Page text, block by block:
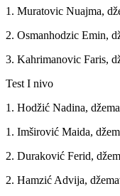
1. Muratovic Nuajma,
2. Osmanhodzic Emin,
3. Kahrimanovic Faris,
Test I nivo
1. Hodžić Nadina,
1. Imširović Maida,
2. Duraković Ferid,
2. Hamzić Advija,